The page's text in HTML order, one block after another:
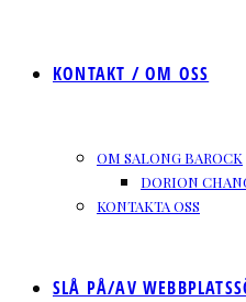
KONTAKT / OM OSS
OM SALONG BAROCK
DORION
KONTAKTA OSS
SLÅ PÅ/AV